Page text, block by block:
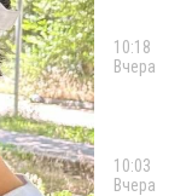
10:18
Вчера
10:03
Вчера